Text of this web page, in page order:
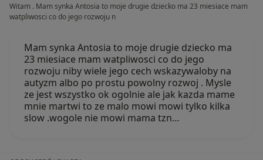
Witam . Mam synka Antosia to moje drugie dziecko ma 23 miesiace mam
watpliwosci co do jego rozwoju n
Mam synka Antosia to moje drugie dziecko ma
23 miesiace mam watpliwosci co do jego
rozwoju niby wiele jego cech wskazywaloby na
autyzm albo po prostu powolny rozwoj . Mysle
ze jest wszystko ok ogolnie ale jak kazda mame
mnie martwi to ze malo mowi mowi tylko kilka
slow .wogole nie mowi mama tzn…